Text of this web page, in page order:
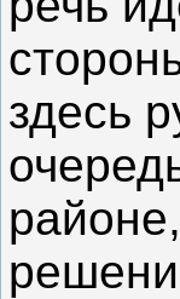
здесь